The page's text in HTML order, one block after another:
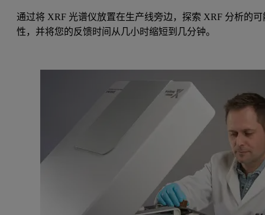
通过将 XRF 光谱仪放置在生产线旁边，探索 XRF 分析的可
性，并将您的反馈时间从几小时缩短到几分钟。